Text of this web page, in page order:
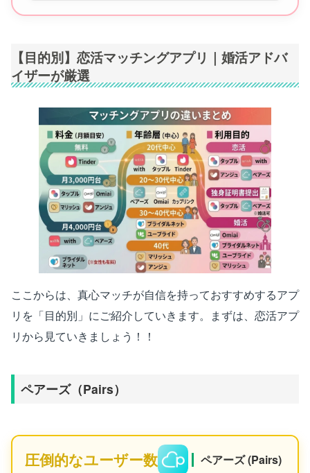
【目的別】恋活マッチングアプリ｜婚活アドバ
イザーが厳選
ここからは、真心マッチが自信を持っておすすめするアプ
リを「目的別」にご紹介していきます。まずは、恋活アプ
リから見ていきましょう！！
ペアーズ（Pairs）
圧倒的なユーザー数 ペアーズ (Pairs)